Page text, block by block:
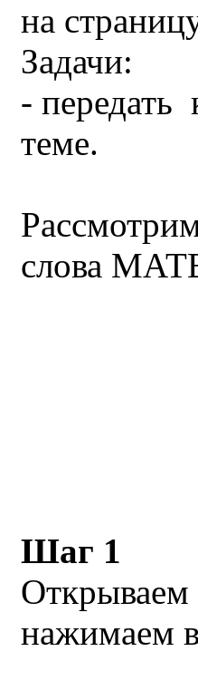
на
Задачи:
-
теме.
слова
Шаг 1
нажимаем